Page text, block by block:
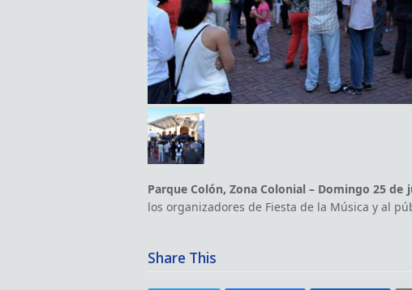
Parque Colón, Zona Colonial – Domingo 25 de
los organizadores de Fiesta de la Música y al
Share This